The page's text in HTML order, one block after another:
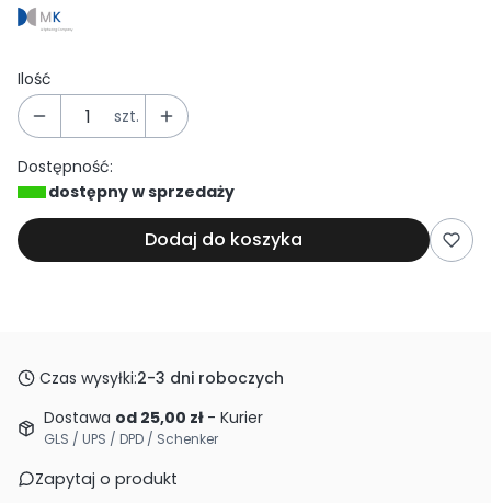
Ilość
szt.
Dostępność:
dostępny w sprzedaży
Dodaj do koszyka
Czas wysyłki:2-3 dni roboczych
Dostawa od 25,00 zł - Kurier
GLS / UPS / DPD / Schenker
Zapytaj o produkt